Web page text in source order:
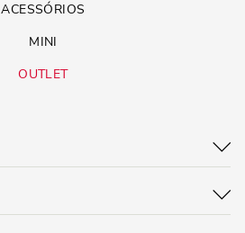
ACESSÓRIOS
MINI
OUTLET